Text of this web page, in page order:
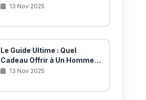
'WOUAH' (Sans Coûter un
13 Nov 2025
Le Guide Ultime : Quel
Cadeau Offrir à Un Homme
Pour Son Anniversaire ?
13 Nov 2025